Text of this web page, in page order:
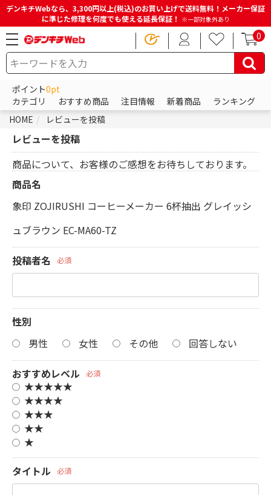
デンキチWebなら、3,300円以上(税込)のお買い上げで送料無料！メーカー保証
に準じた修理を何度でも使える延長保証！ ※一部対象外あり
0
ポイント0pt
カテゴリ
おすすめ商品 注目情報 新着商品
ランキング
HOME
レビューを投稿
レビューを投稿
商品について、お客様のご感想をお待ちしております。
商品名
象印 ZOJIRUSHI コーヒーメーカー 6杯抽出 グレイッシ
ュブラウン EC-MA60-TZ
投稿者名 必須
性別
男性
女性 その他 回答しない
おすすめレベル 必須
★★★★★
★★★★
★★★
★★
★
タイトル
必須